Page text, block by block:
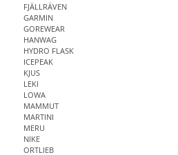
FJÄLLRÄVEN
GARMIN
GOREWEAR
HANWAG
HYDRO FLASK
ICEPEAK
KJUS
LEKI
LOWA
MAMMUT
MARTINI
MERU
NIKE
ORTLIEB